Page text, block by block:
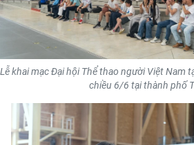
MÔI TRƯỜNG
BẠN ĐỌC
KIỂM CHỨNG THÔNG TIN
TRI THỨC CHUYÊN SÂU
Lễ khai mạc Đại hội Thể thao người Việt Nam
chiều 6/6 tại thành phố